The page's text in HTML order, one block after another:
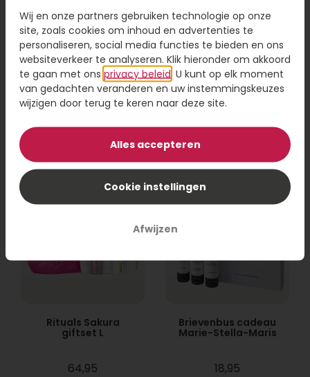
Rituals Yozakura
giftset S
29,95
Marie-Stella-Maris
body & badkamer
38,95
Rituals Sakura
giftset L
64,95
Brievenbus cadeau
Marie-Stella-Maris
18,95
Wij en onze partners gebruiken technologie op onze
site, zoals cookies om inhoud en advertenties te
personaliseren, social media functies te bieden en ons
websiteverkeer te analyseren. Klik hieronder om akkoord
te gaan met ons privacy beleid . U kunt op elk moment
van gedachten veranderen en uw instemmingskeuzes
wijzigen door terug te keren naar deze site.
Alles accepteren
Cookie instellingen
Afwijzen